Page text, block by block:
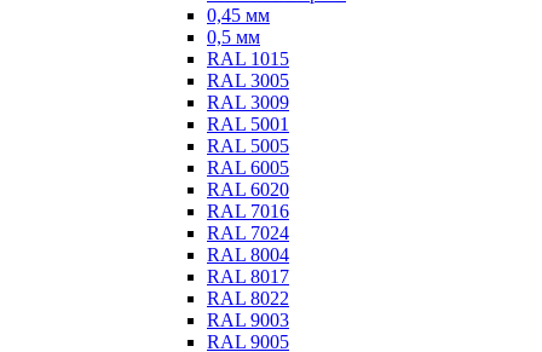
0,45 мм
0,5 мм
RAL 1015
RAL 3005
RAL 3009
RAL 5001
RAL 5005
RAL 6005
RAL 6020
RAL 7016
RAL 7024
RAL 8004
RAL 8017
RAL 8022
RAL 9003
RAL 9005